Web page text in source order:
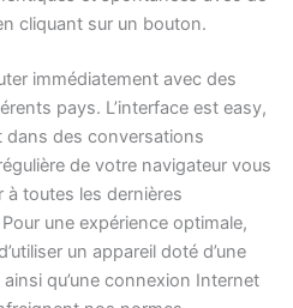
cliquant sur un bouton.
immédiatement avec des
pays. L’interface est easy,
des conversations
de votre navigateur vous
à toutes les dernières
une expérience optimale,
un appareil doté d’une
qu’une connexion Internet